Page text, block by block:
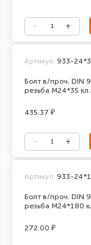
Болт в/проч. DIN
резьба М24*35
Артикул: 933-
435.37 ₽
Болт в/проч. DIN
резьба М24*180
Артикул: 933-
272.00 ₽